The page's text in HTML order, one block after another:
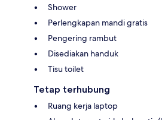
Shower
Perlengkapan mandi gratis
Pengering rambut
Disediakan handuk
Tisu toilet
Tetap terhubung
Ruang kerja laptop